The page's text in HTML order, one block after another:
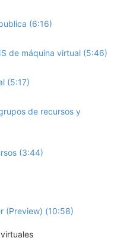
(6:16)
de máquina virtual (5:46)
(5:17)
de recursos y
(3:44)
(Preview) (10:58)